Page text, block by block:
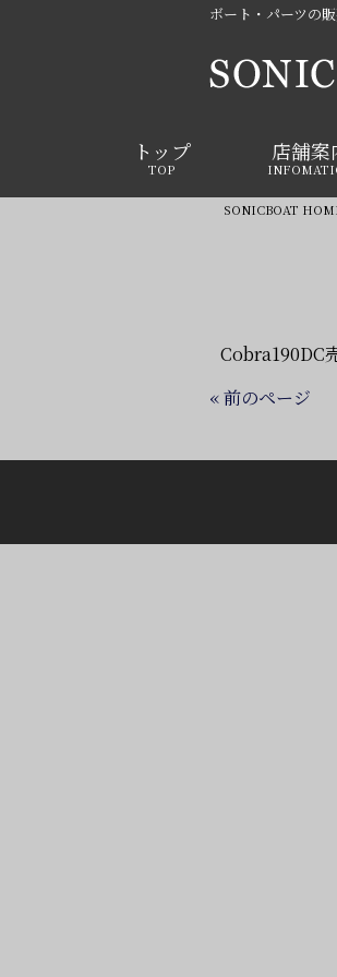
ボート・パーツの
トップ
TOP
店舗案
SONICBOAT
Cobra190DC
« 前のページ